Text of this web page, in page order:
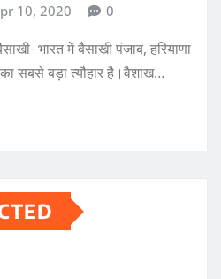
10, 2020 0
भारत में बैसाखी पंजाब, हरियाणा
सबसे बड़ा त्यौहार है।वैशाख…